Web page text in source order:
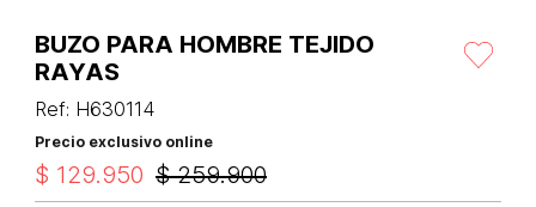
BUZO PARA HOMBRE TEJIDO
RAYAS
Ref: H630114
Precio exclusivo online
$ 259.900
$ 129.950